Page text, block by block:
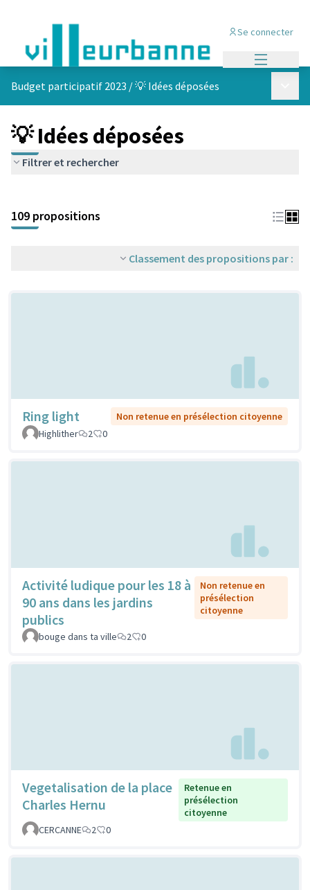
Se connecter
Budget participatif 2023 /💡 Idées déposées
💡 Idées déposées
Filtrer et rechercher
+
−
109 propositions
Classement des propositions par :
Ring light
Non retenue en présélection citoyenne
Highlither
2 0
Activité ludique pour les 18 à
90 ans dans les jardins
publics
Non retenue en
présélection
citoyenne
bouge dans ta ville 2 0
Vegetalisation de la place
Charles Hernu
Retenue en
présélection
citoyenne
CERCANNE
2 0